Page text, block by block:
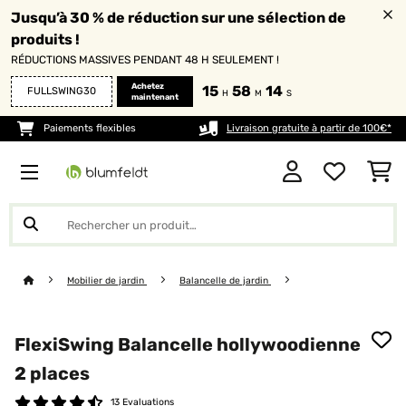
Jusqu’à 30 % de réduction sur une sélection de
produits !
RÉDUCTIONS MASSIVES PENDANT 48 H SEULEMENT !
FULLSWING30
Achetez
maintenant
15 H 58 M 13 S
Paiements flexibles Livraison gratuite à partir de 100€*
Mobilier de jardin Balancelle de jardin
FlexiSwing Balancelle hollywoodienne
2 places
13 Evaluations